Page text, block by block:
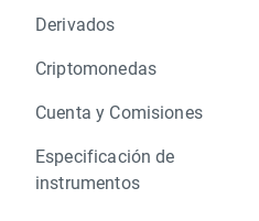
Derivados
Criptomonedas
Cuenta y Comisiones
Especificación de
instrumentos